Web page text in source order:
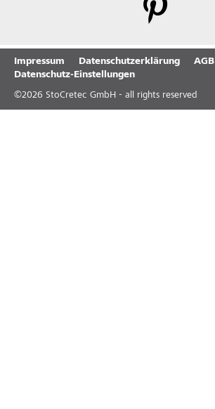
Impressum Datenschutzerklärung
AGB
Datenschutz-Einstellungen
©2026 StoCretec GmbH - all rights reserved